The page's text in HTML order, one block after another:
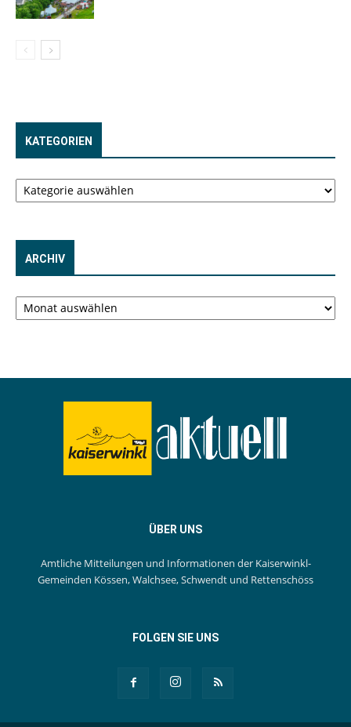
KATEGORIEN
Kategorien
ARCHIV
Archiv
ÜBER UNS
Amtliche Mitteilungen und Informationen der Kaiserwinkl-
Gemeinden Kössen, Walchsee, Schwendt und Rettenschöss
FOLGEN SIE UNS